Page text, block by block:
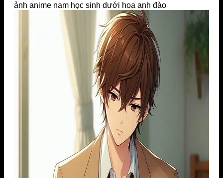
ảnh anime nam học sinh dưới hoa anh đào